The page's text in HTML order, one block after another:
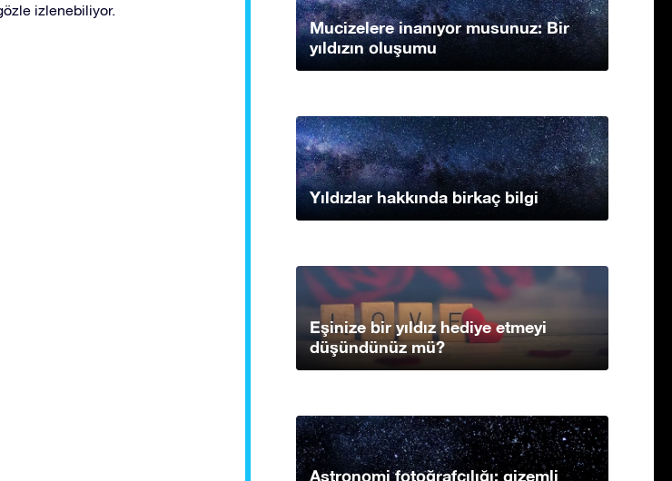
izlenebiliyor.
Mucizelere inanıyor musunuz: Bir
yıldızın oluşumu
Yıldızlar hakkında birkaç bilgi
Eşinize bir yıldız hediye etmeyi
düşündünüz mü?
Astronomi fotoğrafçılığı: gizemli